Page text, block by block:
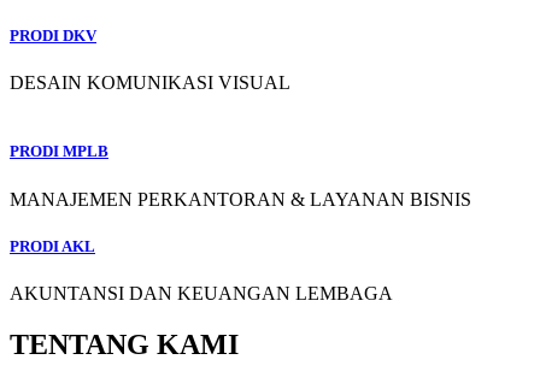
PRODI DKV
DESAIN KOMUNIKASI VISUAL
PRODI MPLB
MANAJEMEN PERKANTORAN & LAYANAN BISNIS
PRODI AKL
AKUNTANSI DAN KEUANGAN LEMBAGA
TENTANG KAMI